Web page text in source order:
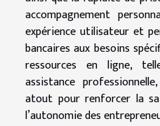
accompagnement
expérience utilisateur et
bancaires aux besoins
ressources en ligne,
assistance
atout pour renforcer la
l’autonomie des